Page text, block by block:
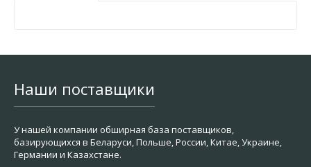
Наши поставщики
У нашей компании обширная база поставщиков,
базирующихся в Беларуси, Польше, России, Китае, Украине,
Германии и Казахстане.